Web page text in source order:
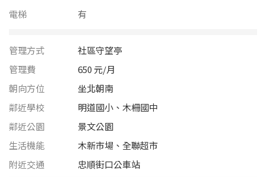
嘉義縣
台南市
高雄市
屏東縣
台東縣
60~70 坪
~
樓層
電梯
有
管理方式
社區守望亭
管理費
650 元/月
朝向方位
坐北朝南
鄰近學校
明道國小、木柵國中
鄰近公園
景文公園
生活機能
木新市場、全聯超市
附近交通
忠順街口公車站